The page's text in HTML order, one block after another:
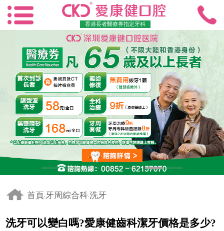
香港長者醫療券指定牙科
首頁- 牙周綜合科-洗牙
洗牙可以變白嗎?愛康健齒科潔牙價格是多少?